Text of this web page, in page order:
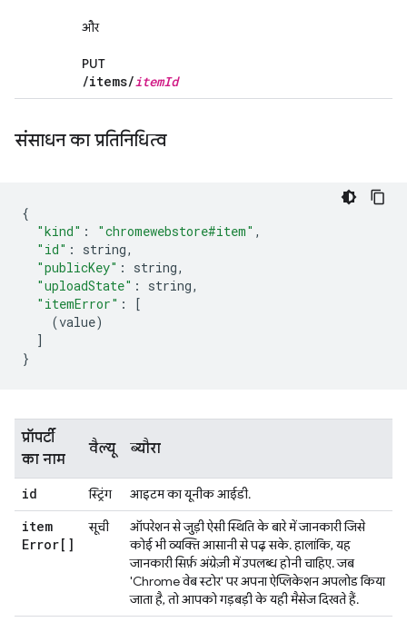
और
PUT
/items/itemId
संसाधन का प्रतिनिधित्व
{
"kind" : "chromewebstore#item" ,
"id" : string,
"publicKey" : string,
"uploadState" : string,
"itemError" :
[
(value)
]
}
प्रॉपर्टी
का नाम
वैल्यू ब्यौरा
id स्ट्रिंग आइटम का यूनीक आईडी.
item
Error[]
सूची
ऑपरेशन से जुड़ी ऐसी स्थिति के बारे में जानकारी जिसे
कोई भी व्यक्ति आसानी से पढ़ सके. हालांकि, यह
जानकारी सिर्फ़ अंग्रेज़ी में उपलब्ध होनी चाहिए. जब
'Chrome वेब स्टोर' पर अपना ऐप्लिकेशन अपलोड किया
जाता है, तो आपको गड़बड़ी के यही मैसेज दिखते हैं.